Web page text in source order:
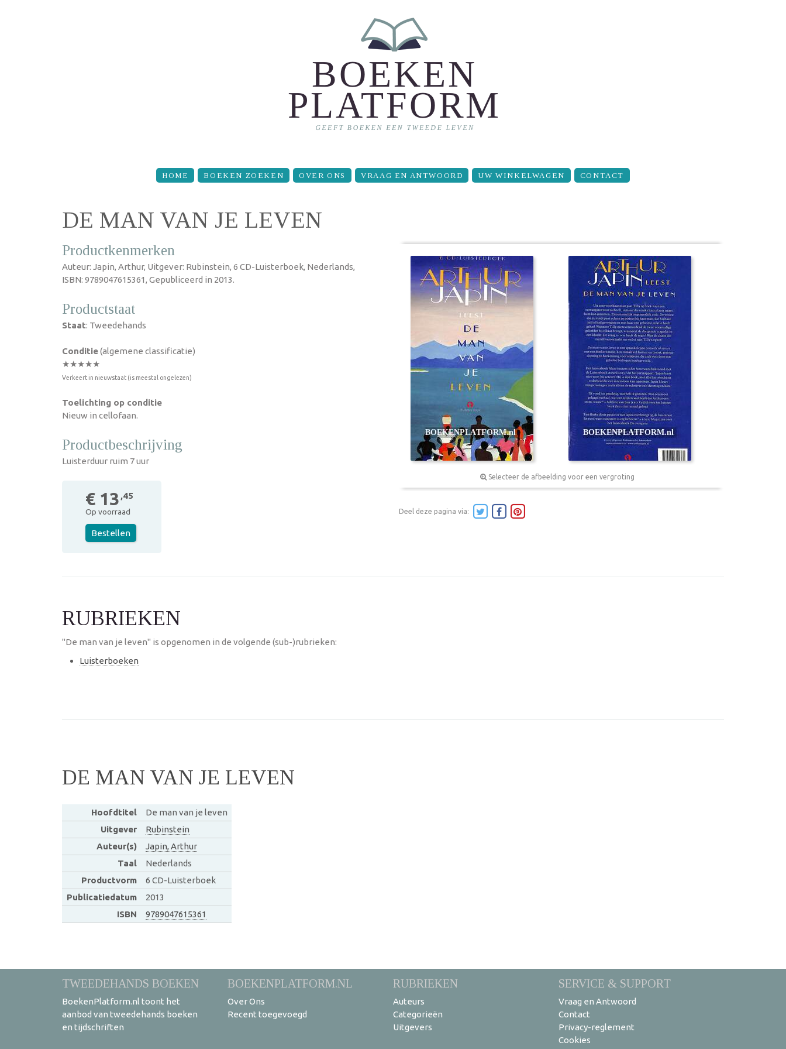
HOME BOEKEN ZOEKEN OVER ONS VRAAG EN ANTWOORD UW WINKELWAGEN CONTACT
DE MAN VAN JE LEVEN
Productkenmerken
Auteur: Japin, Arthur, Uitgever: Rubinstein, 6 CD-Luisterboek, Nederlands,
ISBN: 9789047615361, Gepubliceerd in 2013.
Productstaat
Staat: Tweedehands
Conditie(algemene classificatie)
★★★★★
Verkeert in nieuwstaat (is meestal ongelezen)
Toelichting op conditie
Nieuw in cellofaan.
Productbeschrijving
Luisterduur ruim 7 uur
€ 13 ,45
Op voorraad
Bestellen
Selecteer de afbeelding voor een vergroting
Deel deze pagina via:
RUBRIEKEN
"De man van je leven" is opgenomen in de volgende (sub-)rubrieken:
Luisterboeken
DE MAN VAN JE LEVEN
Hoofdtitel
De man van je leven
Uitgever
Rubinstein
Auteur(s)
Japin, Arthur
Taal
Nederlands
Productvorm
6 CD-Luisterboek
Publicatiedatum
2013
ISBN
9789047615361
TWEEDEHANDS BOEKEN
BoekenPlatform.nl toont het
aanbod van tweedehands boeken
en tijdschriften
BOEKENPLATFORM.NL
Over Ons
Recent toegevoegd
RUBRIEKEN
Auteurs
Categorieën
Uitgevers
SERVICE & SUPPORT
Vraag en Antwoord
Contact
Privacy-reglement
Cookies